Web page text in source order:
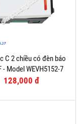
C 2 chiều có đèn báo
- Model WEVH5152-7
128,000 đ